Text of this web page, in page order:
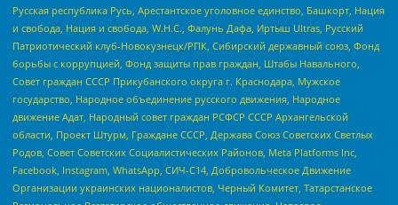
Русская республика Русь, Арестантское уголовное единство, Башкорт, Нация
и свобода, Нация и свобода, W.H.С., Фалунь Дафа, Иртыш Ultras, Русский
Патриотический клуб-Новокузнецк/РПК, Сибирский державный союз, Фонд
борьбы с коррупцией, Фонд защиты прав граждан, Штабы Навального,
Совет граждан СССР Прикубанского округа г. Краснодара, Мужское
государство, Народное объединение русского движения, Народное
движение Адат, Народный совет граждан РСФСР СССР Архангельской
области, Проект Штурм, Граждане СССР, Держава Союз Советских Светлых
Родов, Совет Советских Социалистических Районов, Meta Platforms Inc,
Facebook, Instagram, WhatsApp, СИЧ-С14, Добровольческое Движение
Организации украинских националистов, Черный Комитет, Татарстанское